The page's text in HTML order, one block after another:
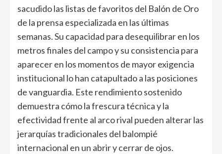
sacudido las listas de favoritos del Balón de Oro
de la prensa especializada en las últimas
semanas. Su capacidad para desequilibrar en los
metros finales del campo y su consistencia para
aparecer en los momentos de mayor exigencia
institucional lo han catapultado a las posiciones
de vanguardia. Este rendimiento sostenido
demuestra cómo la frescura técnica y la
efectividad frente al arco rival pueden alterar las
jerarquías tradicionales del balompié
internacional en un abrir y cerrar de ojos.